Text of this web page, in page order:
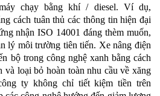
chạy bằng khí / diesel. Ví dụ,
cách tuân thủ các thông tin hiện đại
nhận ISO 14001 đáng thèm muốn,
lý môi trường tiên tiến. Xe nâng điện
bộ trong công nghệ xanh bằng cách
và loại bỏ hoàn toàn nhu cầu về xăng
ty không chỉ tiết kiệm tiền trên